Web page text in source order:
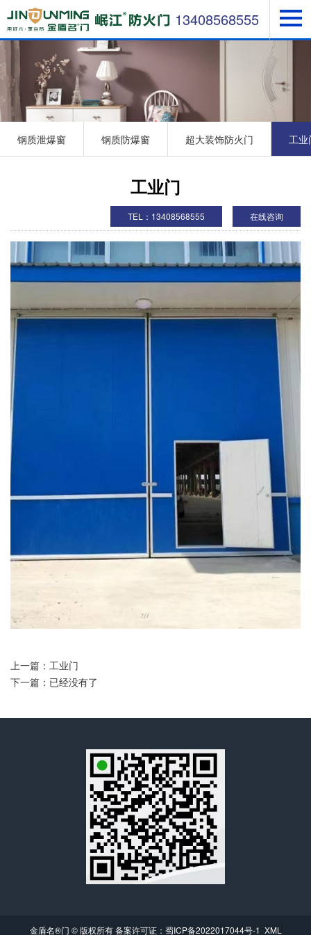
13408568555
钢质泄爆窗 钢质防爆窗 超大装饰防火门 工业
工业门
在线咨询
TEL：13408568555
上一篇：工业门
下一篇：已经没有了
金盾名®门 © 版权所有 备案许可证： 蜀ICP备2022017044号-1 XML